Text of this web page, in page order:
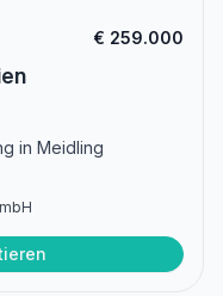
€ 259.000
in Meidling